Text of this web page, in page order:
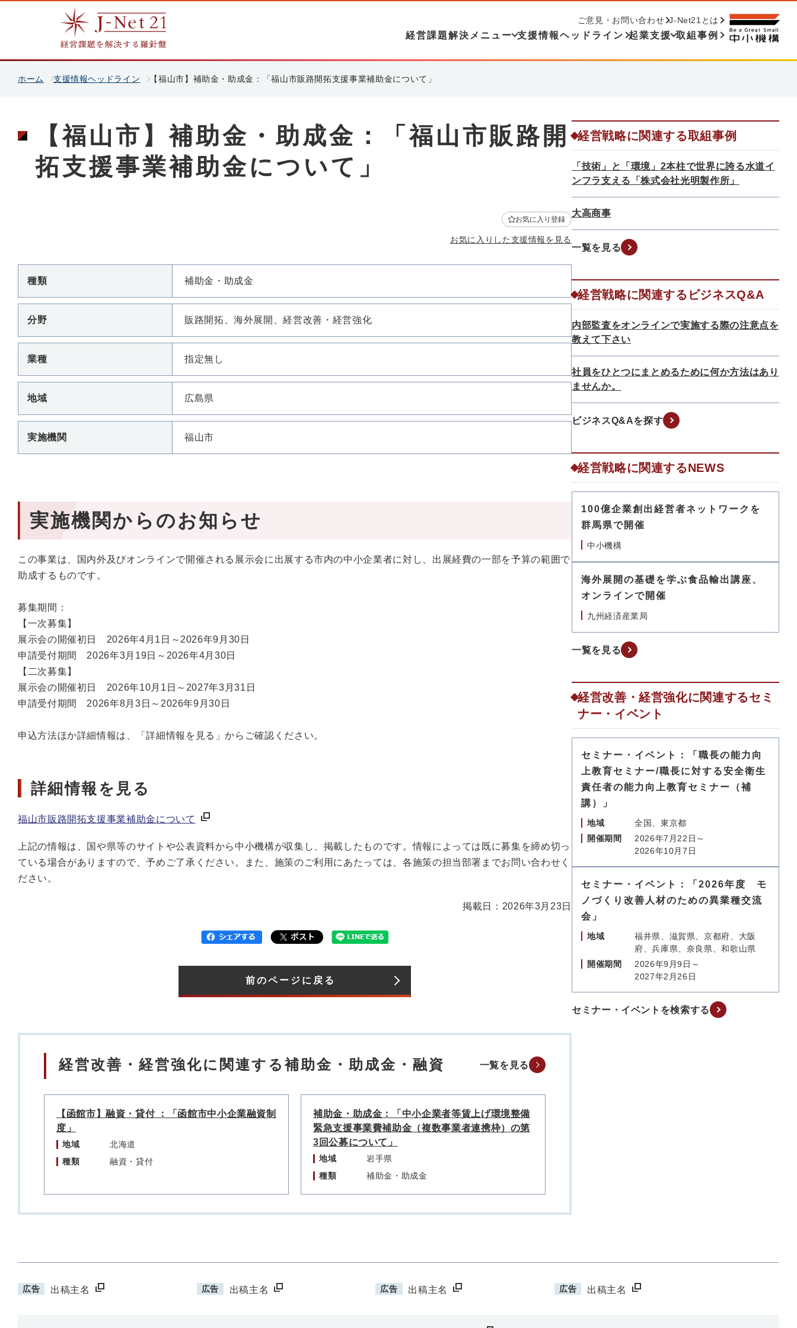
経営課題解決メニュー 支援情報ヘッドライン 起業支援 取組事例
ご意見・お問い合わせ J-Net21とは
ホーム 支援情報ヘッドライン 【福山市】補助金・助成金：「福山市販路開拓支援事業補助金について」
【福山市】補助金・助成金：「福山市販路開
拓支援事業補助金について」
お気に入り登録
お気に入りした支援情報を見る
種類 補助金・助成金
分野 販路開拓、海外展開、経営改善・経営強化
業種 指定無し
地域 広島県
実施機関 福山市
実施機関からのお知らせ
この事業は、国内外及びオンラインで開催される展示会に出展する市内の中小企業者に対し、出展経費の一部を予算の範囲で
助成するものです。
募集期間：
【一次募集】
展示会の開催初日 2026年4月1日～2026年9月30日
申請受付期間 2026年3月19日～2026年4月30日
【二次募集】
展示会の開催初日 2026年10月1日～2027年3月31日
申請受付期間 2026年8月3日～2026年9月30日
申込方法ほか詳細情報は、「詳細情報を見る」からご確認ください。
詳細情報を見る
福山市販路開拓支援事業補助金について
上記の情報は、国や県等のサイトや公表資料から中小機構が収集し、掲載したものです。情報によっては既に募集を締め切っ
ている場合がありますので、予めご了承ください。また、施策のご利用にあたっては、各施策の担当部署までお問い合わせく
ださい。
掲載日：2026年3月23日
前のページに戻る
経営改善・経営強化に関連する補助金・助成金・融資 一覧を見る
【函館市】融資・貸付 ：「函館市中小企業融資制
度」
地域
北海道
種類
融資・貸付
補助金・助成金：「中小企業者等賃上げ環境整備
緊急支援事業費補助金（複数事業者連携枠）の第
3回公募について」
地域
岩手県
種類
補助金・助成金
経営戦略に関連する取組事例
「技術」と「環境」2本柱で世界に誇る水道イ
ンフラ支える「株式会社光明製作所」
大高商事
一覧を見る
経営戦略に関連するビジネスQ&A
内部監査をオンラインで実施する際の注意点を
教えて下さい
社員をひとつにまとめるために何か方法はあり
ませんか。
ビジネスQ&Aを探す
経営戦略に関連するNEWS
100億企業創出経営者ネットワークを
群馬県で開催
中小機構
海外展開の基礎を学ぶ食品輸出講座、
オンラインで開催
九州経済産業局
一覧を見る
経営改善・経営強化に関連するセミ
ナー・イベント
セミナー・イベント：「職長の能力向
上教育セミナー/職長に対する安全衛生
責任者の能力向上教育セミナー（補
講）」
地域
全国、東京都
開催期間
2026年7月22日～
2026年10月7日
セミナー・イベント：「2026年度 モ
ノづくり改善人材のための異業種交流
会」
地域
福井県、滋賀県、京都府、大阪
府、兵庫県、奈良県、和歌山県
開催期間
2026年9月9日～
2027年2月26日
セミナー・イベントを検索する
広告 出稿主名 広告 出稿主名 広告 出稿主名 広告 出稿主名